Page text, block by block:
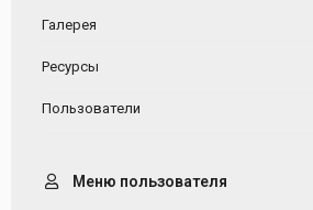
Галерея
Ресурсы
Пользователи
Меню пользователя